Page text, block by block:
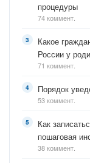
процедуры
74 коммент.
Какое
России у
71 коммент.
Порядок
53 коммент.
Как
пошаговая
38 коммент.